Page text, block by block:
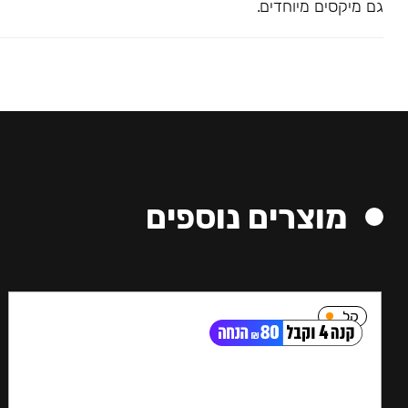
גם מיקסים מיוחדים.
מוצרים נוספים
קל